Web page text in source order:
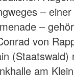
–
–
von
(Staatswald)
am